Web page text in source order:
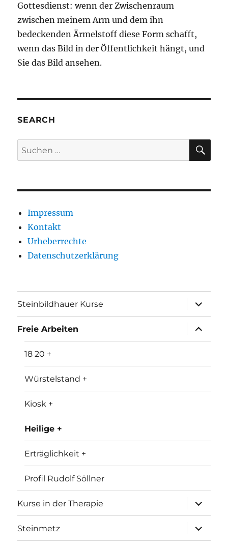
Gottesdienst: wenn der Zwischenraum
zwischen meinem Arm und dem ihn
bedeckenden Ärmelstoff diese Form schafft,
wenn das Bild in der Öffentlichkeit hängt, und
Sie das Bild ansehen.
SEARCH
Suche
nach:
Impressum
Kontakt
Urheberrechte
Datenschutzerklärung
Steinbildhauer Kurse
anzeigen
Freie Arbeiten
anzeigen
18 20 +
Würstelstand +
Kiosk +
Heilige +
Erträglichkeit +
Profil Rudolf Söllner
Kurse in der Therapie
anzeigen
Steinmetz
anzeigen